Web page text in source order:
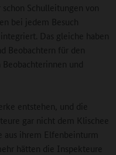
Schulleitungen von
bei jedem Besuch
Das gleiche haben
Beobachtern für den
und
entstehen, und die
gar nicht dem Klischee
aus ihrem Elfenbeinturm
hätten die Inspekteure